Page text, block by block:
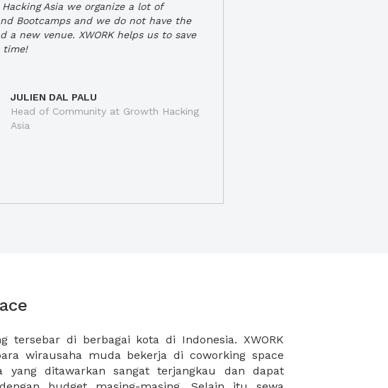
Asia we organize a lot of
Bootcamps and we do not have the
a new venue. XWORK helps us to save
time!
JULIEN DAL PALU
Head of Community at Growth Hacking
Asia